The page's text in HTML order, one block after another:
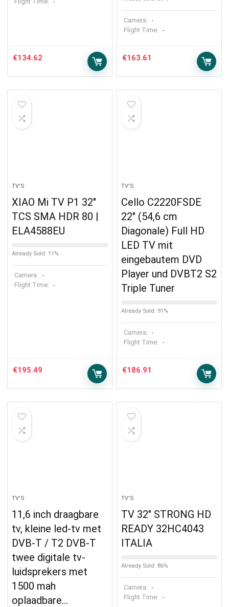
-
€134.62
Camera: -
Flight Time: -
€163.61
TV'S
XIAO Mi TV P1 32″
TCS SMA HDR 80 |
ELA4588EU
Already Sold: 11%
Camera: -
Flight Time: -
€195.49
TV'S
Cello C2220FSDE
22″ (54,6 cm
Diagonale) Full HD
LED TV mit
eingebautem DVD
Player und DVBT2 S2
Triple Tuner
Already Sold: 91%
Camera: -
Flight Time: -
€186.91
TV'S
11,6 inch draagbare
tv, kleine led-tv met
DVB-T / T2 DVB-T
twee digitale tv-
luidsprekers met
1500 mah
oplaadbare…
TV'S
TV 32″ STRONG HD
READY 32HC4043
ITALIA
Already Sold: 86%
Camera: -
Flight Time: -